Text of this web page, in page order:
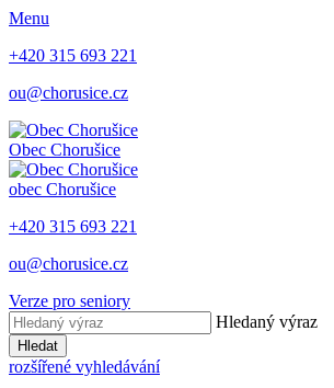
Menu
+420 315 693 221
ou@chorusice.cz
Obec Chorušice
obec Chorušice
+420 315 693 221
ou@chorusice.cz
Verze pro seniory
Hledaný výraz
Hledat
rozšířené vyhledávání